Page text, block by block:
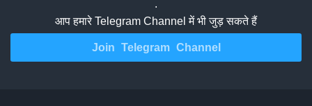
.
आप हमारे Telegram Channel में भी जुड़ सकते हैं
Join Telegram Channel